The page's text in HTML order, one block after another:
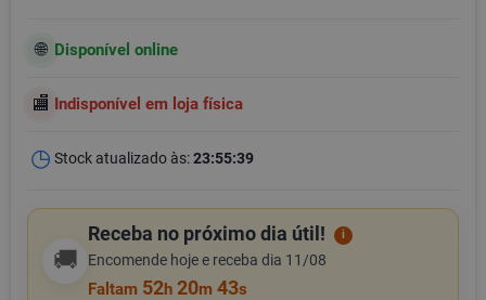
Disponível online
Indisponível em loja física
Stock atualizado às:23:55:39
🚚
Receba no próximo dia útil! i
Encomende hoje e receba dia 11/08
Faltam 52h 20m 43s